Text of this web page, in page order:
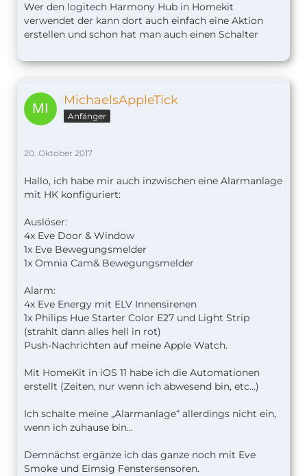
Wer den logitech Harmony Hub in Homekit
verwendet der kann dort auch einfach eine Aktion
erstellen und schon hat man auch einen Schalter
MichaelsAppleTick
Anfänger
20. Oktober 2017
Hallo, ich habe mir auch inzwischen eine Alarmanlage
mit HK konfiguriert:
Auslöser:
4x Eve Door & Window
1x Eve Bewegungsmelder
1x Omnia Cam& Bewegungsmelder
Alarm:
4x Eve Energy mit ELV Innensirenen
1x Philips Hue Starter Color E27 und Light Strip
(strahlt dann alles hell in rot)
Push-Nachrichten auf meine Apple Watch.
Mit HomeKit in iOS 11 habe ich die Automationen
erstellt (Zeiten, nur wenn ich abwesend bin, etc...)
Ich schalte meine „Alarmanlage“ allerdings nicht ein,
wenn ich zuhause bin...
Demnächst ergänze ich das ganze noch mit Eve
Smoke und Eimsig Fenstersensoren.